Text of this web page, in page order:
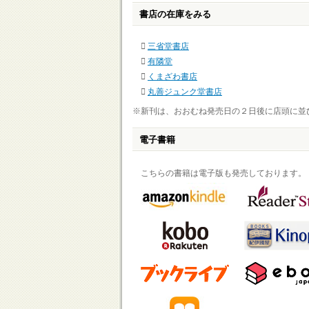
書店の在庫をみる
三省堂書店
有隣堂
くまざわ書店
丸善ジュンク堂書店
※新刊は、おおむね発売日の２日後に店頭に並
電子書籍
こちらの書籍は電子版も発売しております。